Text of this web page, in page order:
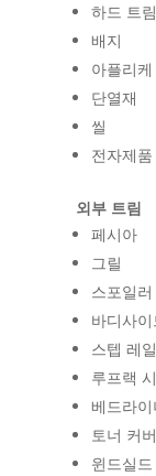
하드 트림
배지
아플리케
단열재
씰
전자제품
외부 트림
페시아
그릴
스포일러
바디사
스텝 레일
루프랙
베드라이
토너 커버
윈드실드